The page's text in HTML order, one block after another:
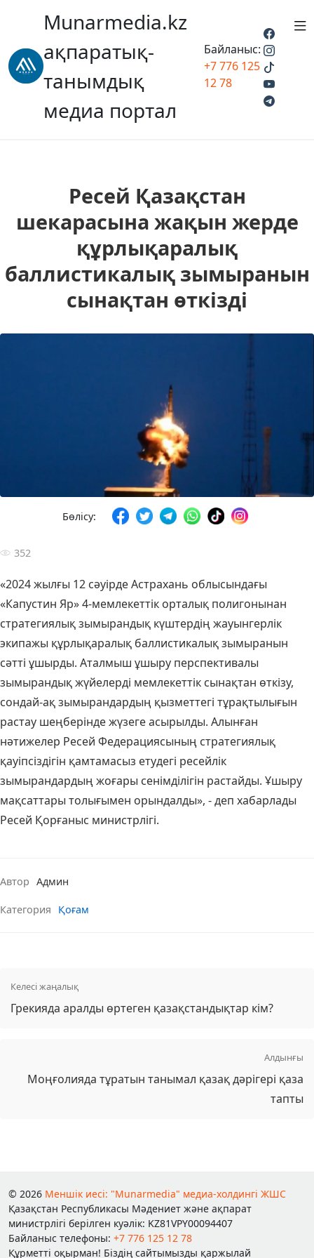
Munarmedia.kz
ақпаратық-
танымдық
медиа портал
Байланыс:
+7 776 125
12 78
Ресей Қазақстан
шекарасына жақын жерде
құрлықаралық
баллистикалық зымыранын
сынақтан өткізді
Бөлісу:
352
«2024 жылғы 12 сәуірде Астрахань облысындағы
«Капустин Яр» 4-мемлекеттік орталық полигонынан
стратегиялық зымырандық күштердің жауынгерлік
экипажы құрлықаралық баллистикалық зымыранын
сәтті ұшырды. Аталмыш ұшыру перспективалы
зымырандық жүйелерді мемлекеттік сынақтан өткізу,
сондай-ақ зымырандардың қызметтегі тұрақтылығын
растау шеңберінде жүзеге асырылды. Алынған
нәтижелер Ресей Федерациясының стратегиялық
қауіпсіздігін қамтамасыз етудегі ресейлік
зымырандардың жоғары сенімділігін растайды. Ұшыру
мақсаттары толығымен орындалды», - деп хабарлады
Ресей Қорғаныс министрлігі.
Автор Админ
Категория Қоғам
Келесі жаңалық
Грекияда аралды өртеген қазақстандықтар кім?
Алдынғы
Моңғолияда тұратын танымал қазақ дәрігері қаза
тапты
© 2026 Меншік иесі: "Munarmedia" медиа-холдингі ЖШС
Қазақстан Республикасы Мәдениет және ақпарат
министрлігі берілген куәлік: KZ81VPY00094407
Байланыс телефоны: +7 776 125 12 78
Құрметті оқырман! Біздің сайтымызды қаржылай